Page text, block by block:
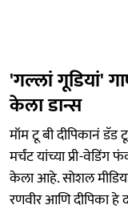
'गल्लां गूडियां'
केला डान्स
मॉम टू बी दीपिकानं
मर्चंट यांच्या प्री-वेडिंग
केला आहे. सोशल
रणवीर आणि दीपिका हे